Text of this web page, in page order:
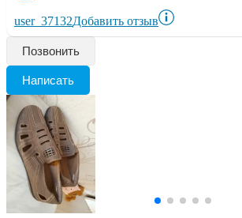
user_37132Добавить отзыв
Позвонить
Написать